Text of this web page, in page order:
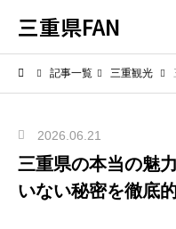
三重県FAN
記事一覧 三重観光
2026.06.21
三重県の本当の魅
いない秘密を徹底